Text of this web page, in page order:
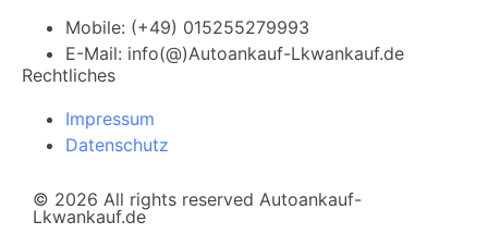
Mobile: (+49) 015255279993
E-Mail: info(@)Autoankauf-Lkwankauf.de
Rechtliches
Impressum
Datenschutz
© 2026 All rights reserved Autoankauf-
Lkwankauf.de